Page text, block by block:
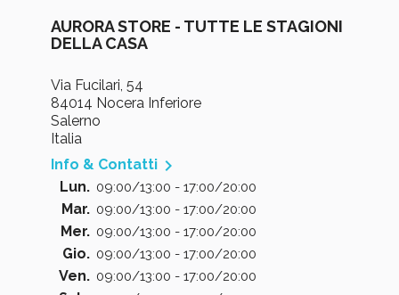
AURORA STORE - TUTTE LE STAGIONI
DELLA CASA
Via Fucilari, 54
84014 Nocera Inferiore
Salerno
Italia
Info & Contatti 
Lun. 09:00/13:00 - 17:00/20:00
Mar. 09:00/13:00 - 17:00/20:00
Mer. 09:00/13:00 - 17:00/20:00
Gio. 09:00/13:00 - 17:00/20:00
Ven. 09:00/13:00 - 17:00/20:00